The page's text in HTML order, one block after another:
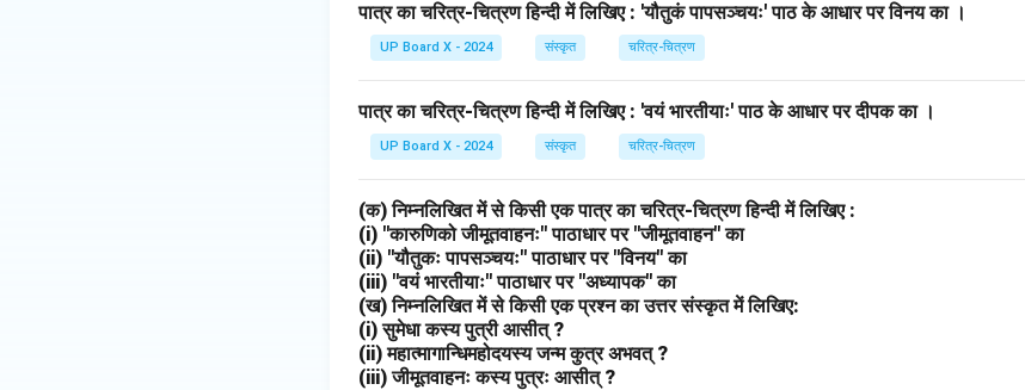
पात्र का चरित्र-चित्रण हिन्दी में लिखिए : 'यौतुकं पापसञ्चयः' पाठ के आधार पर विनय का ।
UP Board X - 2024 संस्कृत चरित्र-चित्रण
पात्र का चरित्र-चित्रण हिन्दी में लिखिए : 'वयं भारतीयाः' पाठ के आधार पर दीपक का ।
UP Board X - 2024 संस्कृत चरित्र-चित्रण
(क) निम्नलिखित में से किसी एक पात्र का चरित्र-चित्रण हिन्दी में लिखिए :
(i) "कारुणिको जीमूतवाहनः" पाठाधार पर "जीमूतवाहन" का
(ii) "यौतुकः पापसञ्चयः" पाठाधार पर "विनय" का
(iii) "वयं भारतीयाः" पाठाधार पर "अध्यापक" का
(ख) निम्नलिखित में से किसी एक प्रश्न का उत्तर संस्कृत में लिखिए:
(i) सुमेधा कस्य पुत्री आसीत् ?
(ii) महात्मागान्धिमहोदयस्य जन्म कुत्र अभवत् ?
(iii) जीमूतवाहनः कस्य पुत्रः आसीत् ?